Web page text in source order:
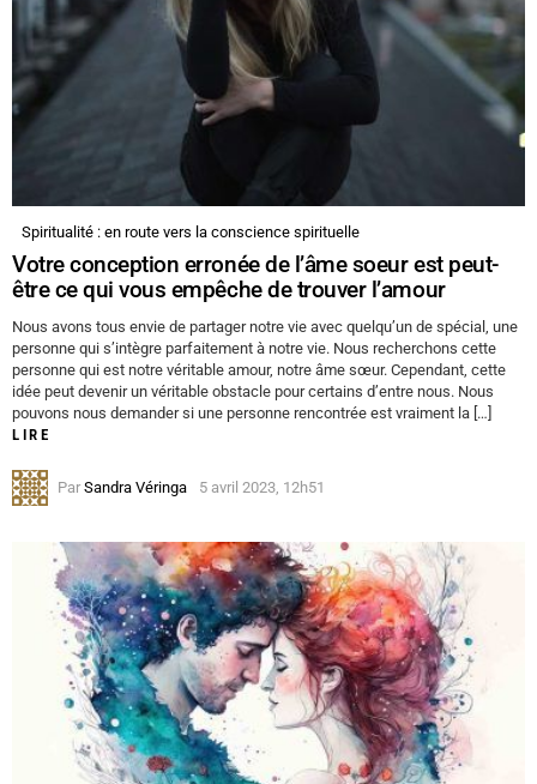
Spiritualité : en route vers la conscience spirituelle
Votre conception erronée de l’âme soeur est peut-
être ce qui vous empêche de trouver l’amour
Nous avons tous envie de partager notre vie avec quelqu’un de spécial, une
personne qui s’intègre parfaitement à notre vie. Nous recherchons cette
personne qui est notre véritable amour, notre âme sœur. Cependant, cette
idée peut devenir un véritable obstacle pour certains d’entre nous. Nous
pouvons nous demander si une personne rencontrée est vraiment la […]
LIRE
Par Sandra Véringa 5 avril 2023, 12h51